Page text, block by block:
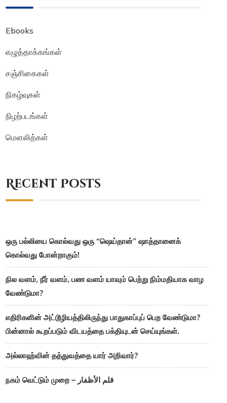
Ebooks
எழுத்தாக்கங்கள்
சஞ்சிகைகள்
நிகழ்வுகள்
நிழற்படங்கள்
மௌலித்கள்
Recent Posts
ஒரு பல்லியை கொல்வது ஒரு “ஷெய்தான்” ஷாத்தானைக்
கொல்வது போன்றாகும்!
நில வளம், நீர் வளம், பண வளம் யாவும் பெற்று நிம்மதியாக வாழ
வேண்டுமா?
எதிரிகளின் அட்டூழியத்திலிருந்து பாதுகாப்புப் பெற வேண்டுமா?
பின்னால் கூறப்படும் விடயத்தை பக்தியுடன் செய்யுங்கள்.
அல்லாஹ்வின் தத்துவத்தை யார் அறிவார்?
நகம் வெட்டும் முறை – قلم الأظفار